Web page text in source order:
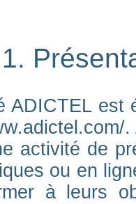
ADICTEL est
activité de
ou en
à leurs